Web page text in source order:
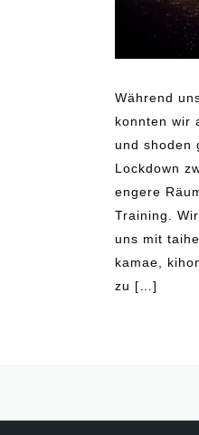
Während
konnten wir
und shoden
Lockdown
engere
Training.
uns mit
kamae,
zu […]